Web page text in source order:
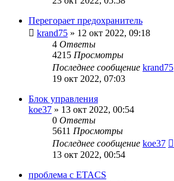
Перегорает предохранитель
krand75 » 12 окт 2022, 09:18
4 Ответы
4215 Просмотры
Последнее сообщение krand75
19 окт 2022, 07:03
Блок управления
koe37 » 13 окт 2022, 00:54
0 Ответы
5611 Просмотры
Последнее сообщение koe37
13 окт 2022, 00:54
проблема с ETACS